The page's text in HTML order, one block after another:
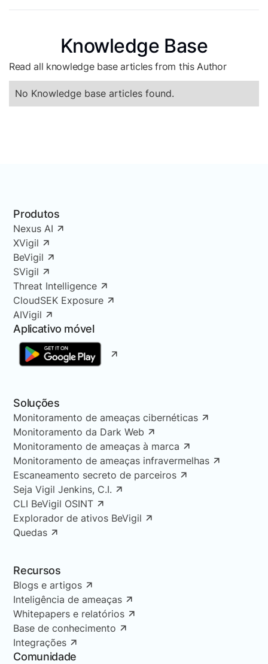
Knowledge Base
Read all knowledge base articles from this Author
No Knowledge base articles found.
Produtos
Nexus AI
XVigil
BeVigil
SVigil
Threat Intelligence
CloudSEK Exposure
AIVigil
Aplicativo móvel
Soluções
Monitoramento de ameaças cibernéticas
Monitoramento da Dark Web
Monitoramento de ameaças à marca
Monitoramento de ameaças infravermelhas
Escaneamento secreto de parceiros
Seja Vigil Jenkins, C.I.
CLI BeVigil OSINT
Explorador de ativos BeVigil
Quedas
Recursos
Blogs e artigos
Inteligência de ameaças
Whitepapers e relatórios
Base de conhecimento
Integrações
Comunidade